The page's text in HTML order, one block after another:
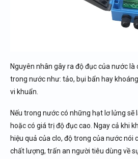
Nguyên nhân gây ra độ đục của nước
trong nước như: tảo, bụi bẩn hay
vi khuẩn.
Nếu trong nước có những hạt lơ lửng sẽ
hoặc có giá trị độ đục cao. Ngay cả khi
hiệu quả của clo, độ trong của nước nói
chất lượng, trấn an người tiêu dùng về